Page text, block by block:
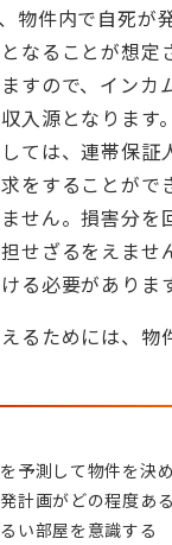
物件内で自死が
なることが想定
すので、インカ
入源となります。
ては、連帯保証
をすることがで
せん。損害分を
せざるをえませ
る必要があります
るためには、物
予測して物件を決
計画がどの程度あ
い部屋を意識する